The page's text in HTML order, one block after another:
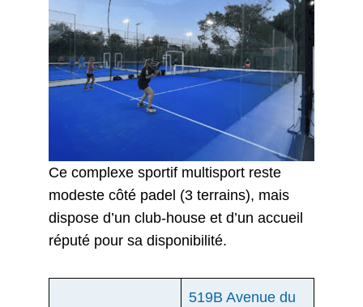
Ce complexe sportif multisport reste
modeste côté padel (3 terrains), mais
dispose d’un club-house et d’un accueil
réputé pour sa disponibilité.
519B Avenue du